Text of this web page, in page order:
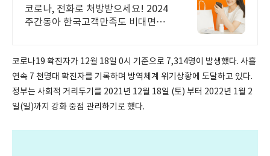
65일 24시간 진료가능
코로나, 전화로 처방받으세요! 2024
주간동아 한국고객만족도 비대면진
코로나19 확진자가 12월 18일 0시 기준으로 7,314명이 발생했다. 사흘
연속 7 천명대 확진자를 기록하며 방역체계 위기상황에 도달하고 있다.
정부는 사회적 거리두기를 2021년 12월 18일 (토) 부터 2022년 1월 2
일(일)까지 강화 중점 관리하기로 했다.